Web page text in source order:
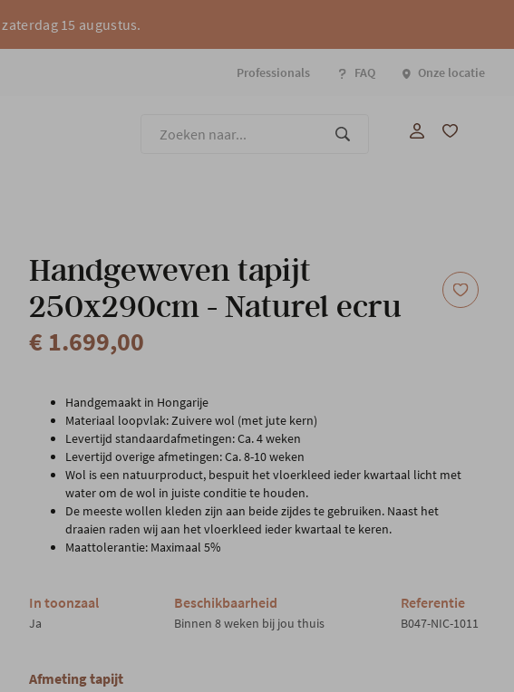
15 augustus.
Professionals FAQ Onze locatie
Handgeweven tapijt
250x290cm - Naturel ecru
€ 1.699,00
Handgemaakt in Hongarije
Materiaal loopvlak: Zuivere wol (met jute kern)
Levertijd standaardafmetingen: Ca. 4 weken
Levertijd overige afmetingen: Ca. 8-10 weken
Wol is een natuurproduct, bespuit het vloerkleed ieder kwartaal licht met
water om de wol in juiste conditie te houden.
De meeste wollen kleden zijn aan beide zijdes te gebruiken. Naast het
draaien raden wij aan het vloerkleed ieder kwartaal te keren.
Maattolerantie: Maximaal 5%
In toonzaal
Ja
Beschikbaarheid
Binnen 8 weken bij jou thuis
Referentie
B047-NIC-1011
Afmeting tapijt